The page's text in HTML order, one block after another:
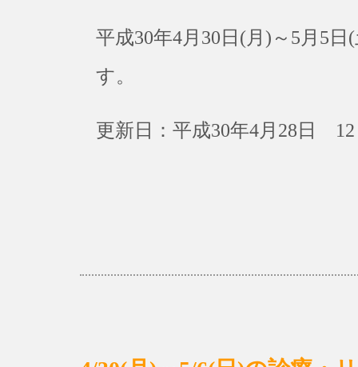
平成30年4月30日(月)～5月5
す。
更新日：平成30年4月28日 12